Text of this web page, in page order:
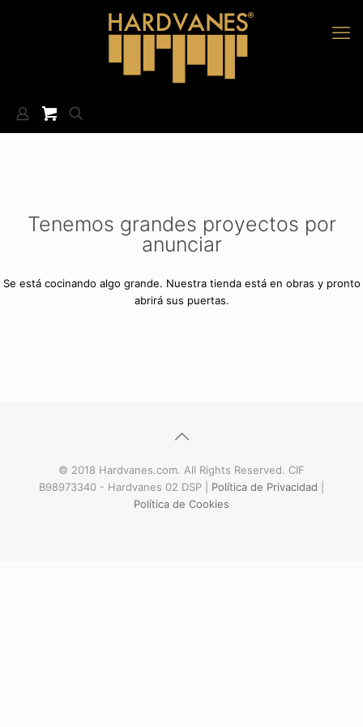
Tenemos grandes proyectos por
anunciar
Se está cocinando algo grande. Nuestra tienda está en obras y pronto
abrirá sus puertas.
© 2018 Hardvanes.com. All Rights Reserved. CIF
B98973340 - Hardvanes 02 DSP | Política de Privacidad
Política de Cookies